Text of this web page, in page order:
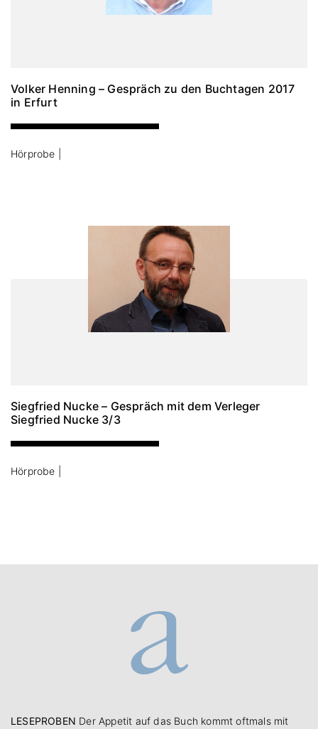
Volker Henning – Gespräch zu den Buchtagen 2017
in Erfurt
Hörprobe |
Siegfried Nucke – Gespräch mit dem Verleger
Siegfried Nucke 3/3
Hörprobe |
LESEPROBEN Der Appetit auf das Buch kommt oftmals mit